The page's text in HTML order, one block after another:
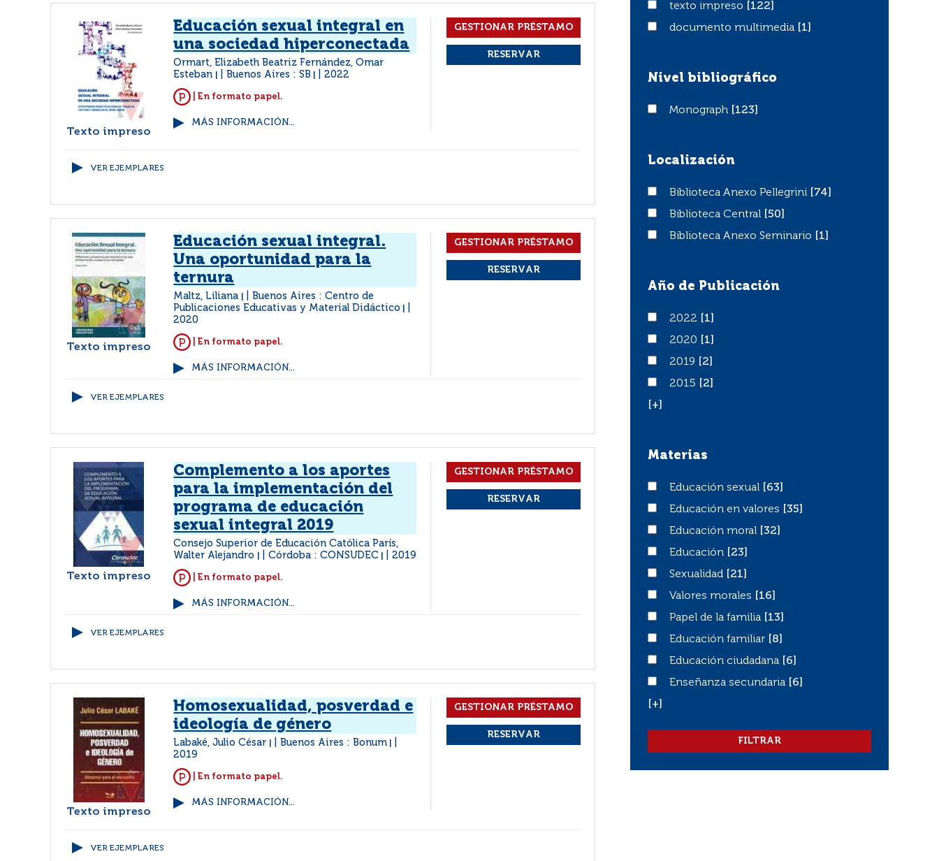
Texto impreso
Educación sexual integral en
una sociedad hiperconectada
Ormart, Elizabeth Beatriz Fernández, Omar
Esteban
Buenos Aires : SB 2022
| En formato papel.
MÁS INFORMACIÓN...
VER EJEMPLARES
Texto impreso
Educación sexual integral.
Una oportunidad para la
ternura
Maltz, Liliana
Buenos Aires : Centro de
Publicaciones Educativas y Material Didáctico
2020
| En formato papel.
MÁS INFORMACIÓN...
VER EJEMPLARES
Texto impreso
Complemento a los aportes
para la implementación del
programa de educación
sexual integral 2019
Consejo Superior de Educación Católica París,
Walter Alejandro
Córdoba : CONSUDEC 2019
| En formato papel.
MÁS INFORMACIÓN...
VER EJEMPLARES
Texto impreso
Homosexualidad, posverdad e
ideología de género
Labaké, Julio César Buenos Aires : Bonum
2019
| En formato papel.
MÁS INFORMACIÓN...
VER EJEMPLARES
texto impreso
texto impreso
[122]
documento multimedia
documento multimedia [1]
Nivel bibliográfico
Monograph
Monograph [123]
Localización
Biblioteca Anexo Pellegrini
Biblioteca Anexo Pellegrini
[74]
Biblioteca Central
Biblioteca Central
[50]
Biblioteca Anexo Seminario
Biblioteca Anexo Seminario [1]
Año de Publicación
20222022
[1]
20202020
[1]
20192019
[2]
20152015
[2]
[+]
Materias
Educación sexual
Educación sexual
[63]
Educación en valores
Educación en valores
[35]
Educación moral
Educación moral
[32]
Educación
Educación
[23]
Sexualidad
Sexualidad
[21]
Valores morales
Valores morales
[16]
Papel de la familia
Papel de la familia
[13]
Educación familiar
Educación familiar
[8]
Educación ciudadana
Educación ciudadana
[6]
Enseñanza secundaria
Enseñanza secundaria
[6]
[+]